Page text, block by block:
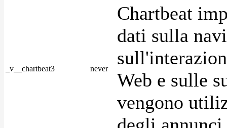
_v__chartbeat3 never
Chartbeat
dati sulla
Web e sulle
vengono